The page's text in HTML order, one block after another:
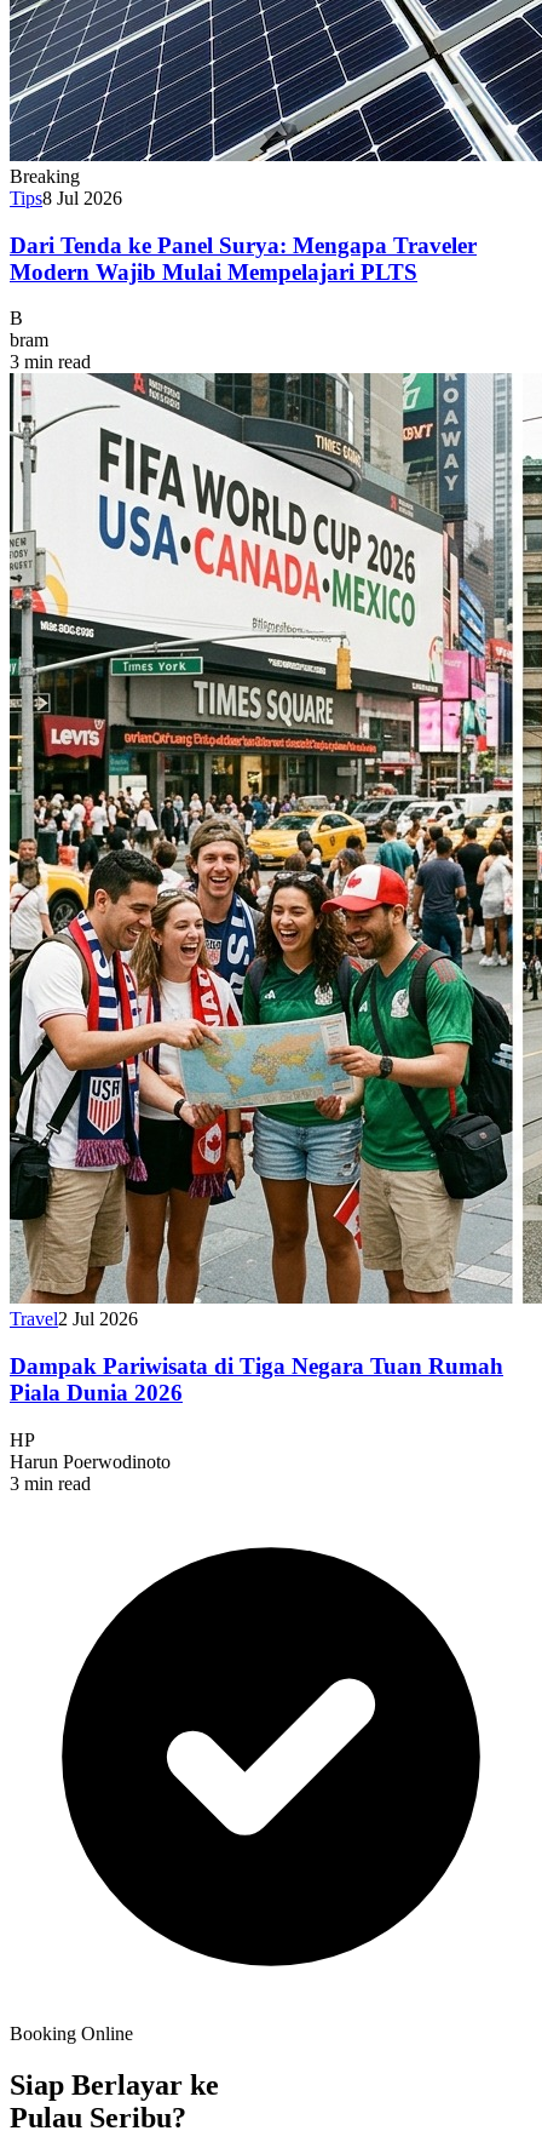
Breaking
Tips8 Jul 2026
Dari Tenda ke Panel Surya: Mengapa Traveler
Modern Wajib Mulai Mempelajari PLTS
B
bram
3 min read
Travel2 Jul 2026
Dampak Pariwisata di Tiga Negara Tuan Rumah
Piala Dunia 2026
HP
Harun Poerwodinoto
3 min read
Booking Online
Siap Berlayar ke
Pulau Seribu?